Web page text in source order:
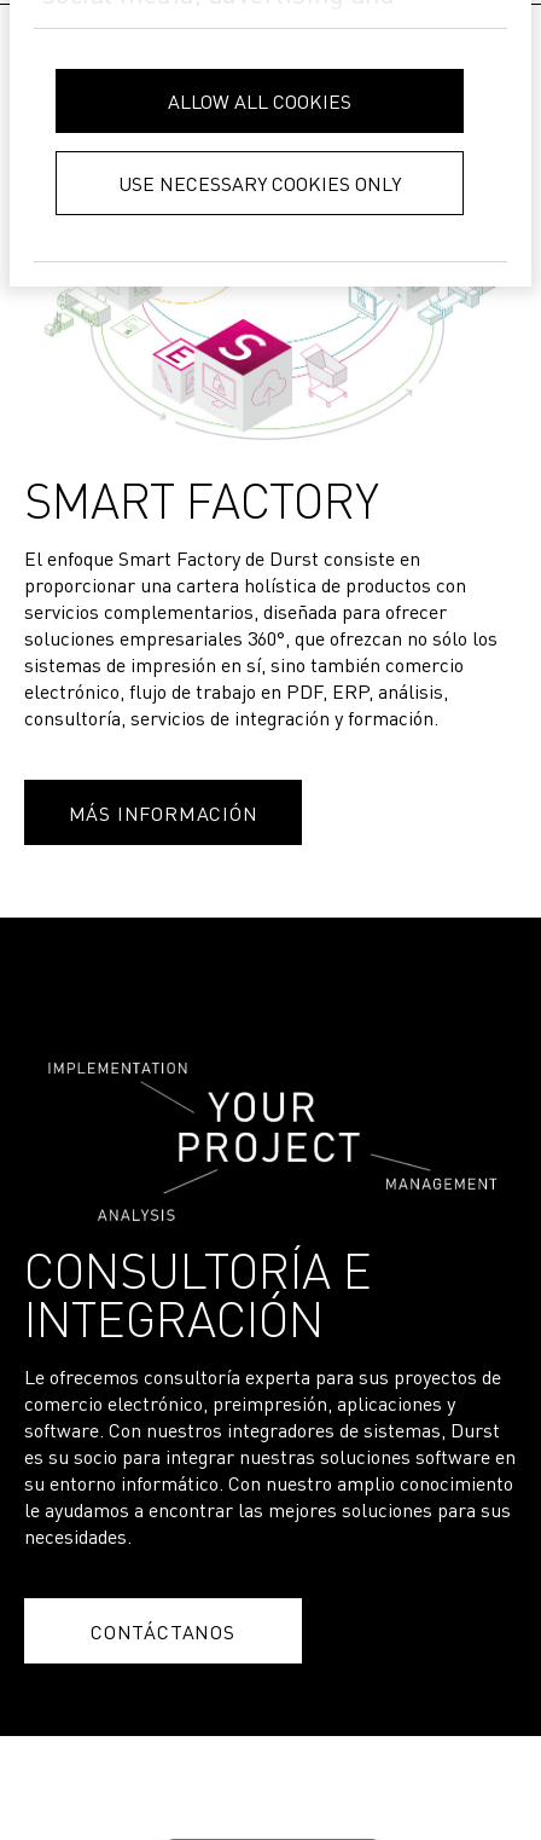
analytics partners who may combine
it with other information that you’ve
provided to them or that they’ve
collected from your use of their
services.
ALLOW ALL COOKIES
USE NECESSARY COOKIES ONLY
SMART FACTORY
El enfoque Smart Factory de Durst consiste en
proporcionar una cartera holística de productos con
servicios complementarios, diseñada para ofrecer
soluciones empresariales 360°, que ofrezcan no sólo los
sistemas de impresión en sí, sino también comercio
electrónico, flujo de trabajo en PDF, ERP, análisis,
consultoría, servicios de integración y formación.
MÁS INFORMACIÓN
CONSULTORÍA E
INTEGRACIÓN
Le ofrecemos consultoría experta para sus proyectos de
comercio electrónico, preimpresión, aplicaciones y
software. Con nuestros integradores de sistemas, Durst
es su socio para integrar nuestras soluciones software en
su entorno informático. Con nuestro amplio conocimiento
le ayudamos a encontrar las mejores soluciones para sus
necesidades.
CONTÁCTANOS